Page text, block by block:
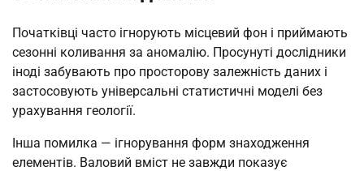
Початківці часто ігнорують місцевий фон і приймають
сезонні коливання за аномалію. Просунуті дослідники
іноді забувають про просторову залежність даних і
застосовують універсальні статистичні моделі без
урахування геології.
Інша помилка — ігнорування форм знаходження
елементів. Валовий вміст не завжди показує